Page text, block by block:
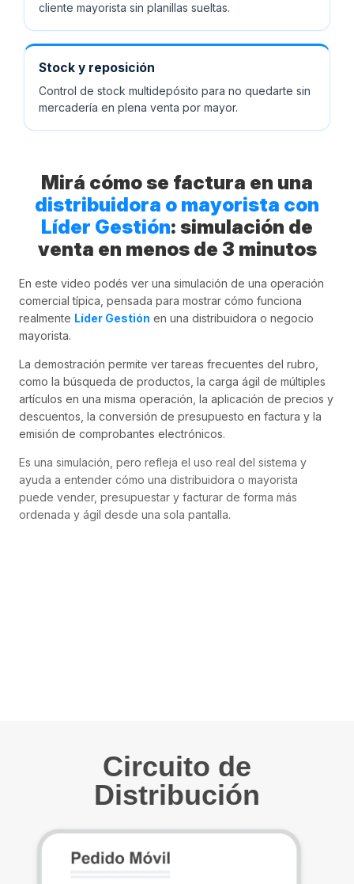
cliente mayorista sin planillas sueltas.
Stock y reposición
Control de stock multidepósito para no quedarte sin
mercadería en plena venta por mayor.
Mirá cómo se factura en una
distribuidora o mayorista con
Líder Gestión: simulación de
venta en menos de 3 minutos
En este video podés ver una simulación de una operación
comercial típica, pensada para mostrar cómo funciona
realmente Líder Gestión en una distribuidora o negocio
mayorista.
La demostración permite ver tareas frecuentes del rubro,
como la búsqueda de productos, la carga ágil de múltiples
artículos en una misma operación, la aplicación de precios y
descuentos, la conversión de presupuesto en factura y la
emisión de comprobantes electrónicos.
Es una simulación, pero refleja el uso real del sistema y
ayuda a entender cómo una distribuidora o mayorista
puede vender, presupuestar y facturar de forma más
ordenada y ágil desde una sola pantalla.
Circuito de
Distribución